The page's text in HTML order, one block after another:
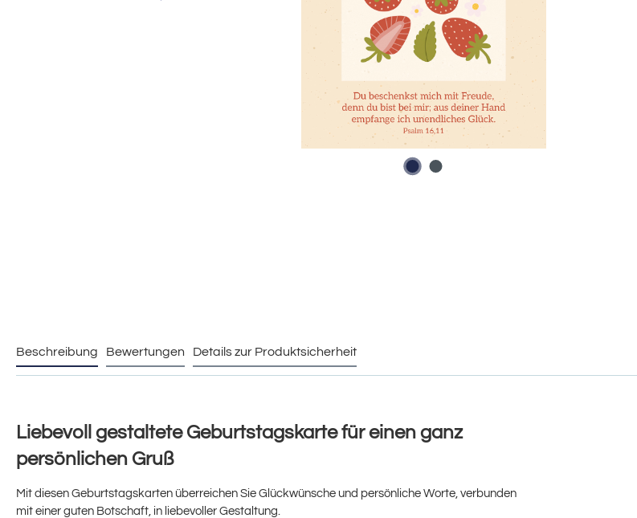
Beschreibung Bewertungen Details zur Produktsicherheit
Liebevoll gestaltete Geburtstagskarte für einen ganz
persönlichen Gruß
Mit diesen Geburtstagskarten überreichen Sie Glückwünsche und persönliche Worte, verbunden
mit einer guten Botschaft, in liebevoller Gestaltung.